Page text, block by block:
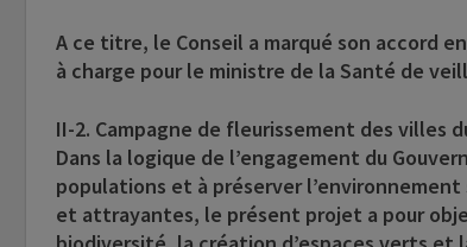
A ce titre, le Conseil a marqué son accord
à charge pour le ministre de la Santé de
II-2. Campagne de fleurissement des villes
Dans la logique de l’engagement du
populations et à préserver
et attrayantes, le présent projet a pour